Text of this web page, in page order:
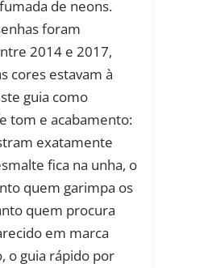
de neons.
foram
2014 e 2017,
cores estavam à
guia como
tom e acabamento:
exatamente
fica na unha, o
quem garimpa os
quem procura
em marca
o guia rápido por